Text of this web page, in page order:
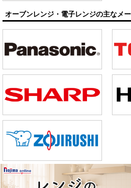
オーブンレンジ・電子レンジの主なメ